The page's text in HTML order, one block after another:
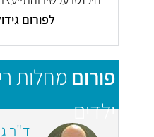
לפורום
פורוםמחלות
ילדים
ד"ר